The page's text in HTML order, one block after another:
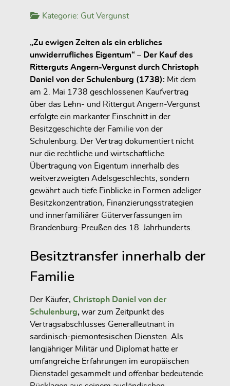
Kategorie: Gut Vergunst
„Zu ewigen Zeiten als ein erbliches
unwiderrufliches Eigentum“ – Der Kauf des
Ritterguts Angern-Vergunst durch Christoph
Daniel von der Schulenburg (1738): Mit dem
am 2. Mai 1738 geschlossenen Kaufvertrag
über das Lehn- und Rittergut Angern-Vergunst
erfolgte ein markanter Einschnitt in der
Besitzgeschichte der Familie von der
Schulenburg. Der Vertrag dokumentiert nicht
nur die rechtliche und wirtschaftliche
Übertragung von Eigentum innerhalb des
weitverzweigten Adelsgeschlechts, sondern
gewährt auch tiefe Einblicke in Formen adeliger
Besitzkonzentration, Finanzierungsstrategien
und innerfamiliärer Güterverfassungen im
Brandenburg-Preußen des 18. Jahrhunderts.
Besitztransfer innerhalb der
Familie
Der Käufer, Christoph Daniel von der
Schulenburg, war zum Zeitpunkt des
Vertragsabschlusses Generalleutnant in
sardinisch-piemontesischen Diensten. Als
langjähriger Militär und Diplomat hatte er
umfangreiche Erfahrungen im europäischen
Dienstadel gesammelt und offenbar bedeutende